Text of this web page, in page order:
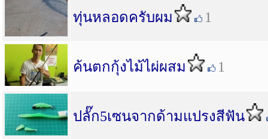
ทุ่นหลอดครับผม 1
ค้นตกกุ้งไม้ไผ่ผสม 1
ปลั๊ก5เซนจากด้ามแปรงสีฟัน